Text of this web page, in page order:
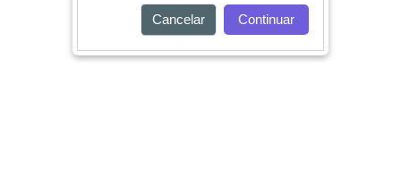
Cancelar Continuar